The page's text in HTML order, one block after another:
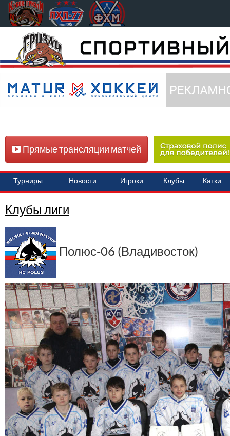
Прямые трансляции матчей
Турниры Новости Игроки Клубы Катки
Клубы лиги
Полюс-06 (Владивосток)